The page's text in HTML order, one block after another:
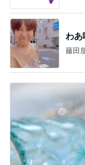
わ
藤田